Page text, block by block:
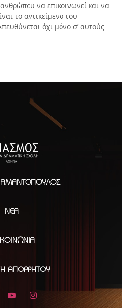
να επικοινωνεί και να
το αντικείμενο του
όχι μόνο σ’ αυτούς
ΝΈΑ
ΑΠΟΡΡΉΤΟΥ